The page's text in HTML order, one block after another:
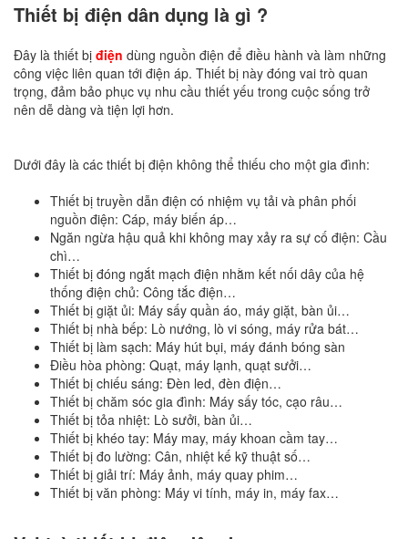
Thiết bị điện dân dụng là gì ?
Đây là thiết bị điện dùng nguồn điện để điều hành và làm những
công việc liên quan tới điện áp. Thiết bị này đóng vai trò quan
trọng, đảm bảo phục vụ nhu cầu thiết yếu trong cuộc sống trở
nên dễ dàng và tiện lợi hơn.
Dưới đây là các thiết bị điện không thể thiếu cho một gia đình:
Thiết bị truyền dẫn điện có nhiệm vụ tải và phân phối
nguồn điện: Cáp, máy biến áp…
Ngăn ngừa hậu quả khi không may xảy ra sự cố điện: Cầu
chì…
Thiết bị đóng ngắt mạch điện nhằm kết nối dây của hệ
thống điện chủ: Công tắc điện…
Thiết bị giặt ủi: Máy sấy quần áo, máy giặt, bàn ủi…
Thiết bị nhà bếp: Lò nướng, lò vi sóng, máy rửa bát…
Thiết bị làm sạch: Máy hút bụi, máy đánh bóng sàn
Điều hòa phòng: Quạt, máy lạnh, quạt sưởi…
Thiết bị chiếu sáng: Đèn led, đèn điện…
Thiết bị chăm sóc gia đình: Máy sấy tóc, cạo râu…
Thiết bị tỏa nhiệt: Lò sưởi, bàn ủi…
Thiết bị khéo tay: Máy may, máy khoan cầm tay…
Thiết bị đo lường: Cân, nhiệt kế kỹ thuật số…
Thiết bị giải trí: Máy ảnh, máy quay phim…
Thiết bị văn phòng: Máy vi tính, máy in, máy fax…